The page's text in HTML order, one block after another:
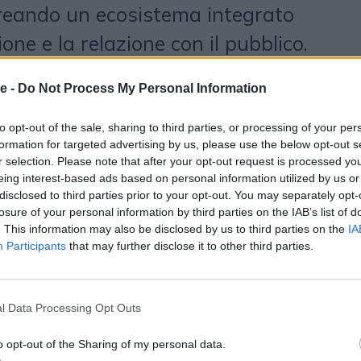
- Do Not Process My Personal Information
opt-out of the sale, sharing to third parties, or processing of your
for targeted advertising by us, please use the below opt-out
selection. Please note that after your opt-out request is processed
interest-based ads based on personal information utilized by us
to third parties prior to your opt-out. You may separately
of your personal information by third parties on the IAB’s list of
This information may also be disclosed by us to third parties on the
Participants that may further disclose it to other third parties.
Data Processing Opt Outs
opt-out of the Sharing of my personal data.
un ecosistema integrato
e la relazione con il pubblico.
delle produzioni, crescono i
su tutte le piattaforme e
commerciali collegate al mondo
contesto la nuova offerta
per sviluppare progetti
ai brand un racconto
alla qualità editoriale,
network del Gruppo 24 ORE,
Digital Audio Tematiche di
di qualità in ambito News,